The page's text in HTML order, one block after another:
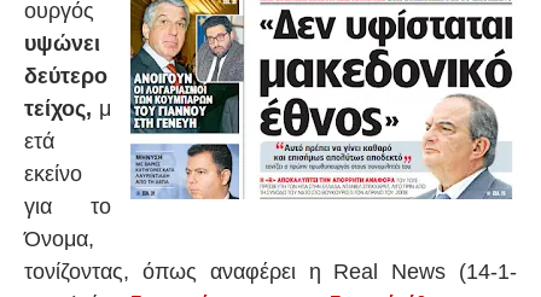
ουργός
υψώνει
δεύτερο
τείχος, μ
ετά
εκείνο
για το
Όνομα,
τονίζοντας, όπως αναφέρει η Real News (14-1-